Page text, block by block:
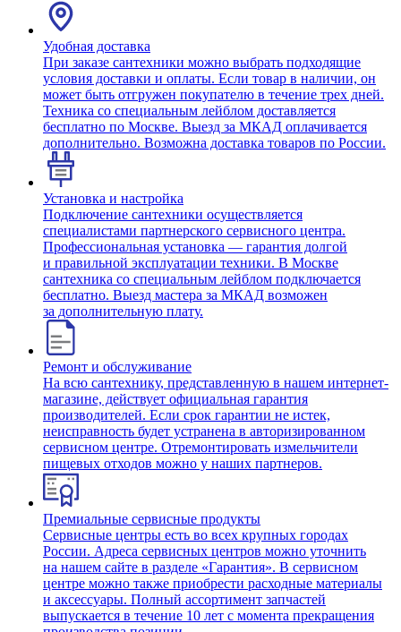
Удобная доставка
При заказе сантехники можно выбрать подходящие
условия доставки и оплаты. Если товар в наличии, он
может быть отгружен покупателю в течение трех дней.
Техника со специальным лейблом доставляется
бесплатно по Москве. Выезд за МКАД оплачивается
дополнительно. Возможна доставка товаров по России.
Установка и настройка
Подключение сантехники осуществляется
специалистами партнерского сервисного центра.
Профессиональная установка — гарантия долгой
и правильной эксплуатации техники. В Москве
сантехника со специальным лейблом подключается
бесплатно. Выезд мастера за МКАД возможен
за дополнительную плату.
Ремонт и обслуживание
На всю сантехнику, представленную в нашем интернет-
магазине, действует официальная гарантия
производителей. Если срок гарантии не истек,
неисправность будет устранена в авторизированном
сервисном центре. Отремонтировать измельчители
пищевых отходов можно у наших партнеров.
Премиальные сервисные продукты
Сервисные центры есть во всех крупных городах
России. Адреса сервисных центров можно уточнить
на нашем сайте в разделе «Гарантия». В сервисном
центре можно также приобрести расходные материалы
и аксессуары. Полный ассортимент запчастей
выпускается в течение 10 лет с момента прекращения